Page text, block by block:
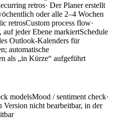
retros· Der Planer erstellt
oder alle 2–4 Wochen
retrosCustom process flow·
auf jeder Ebene markiertSchedule
Outlook-Kalenders für
automatische
als „in Kürze“ aufgeführt
modelsMood / sentiment check·
nicht bearbeitbar, in der